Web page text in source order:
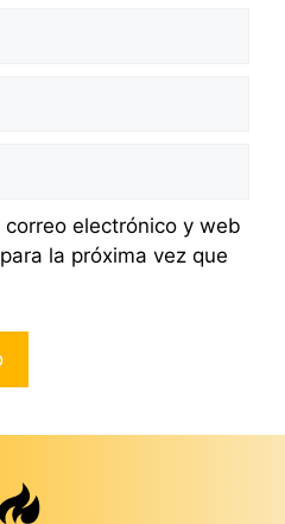
electrónico y web
la próxima vez que